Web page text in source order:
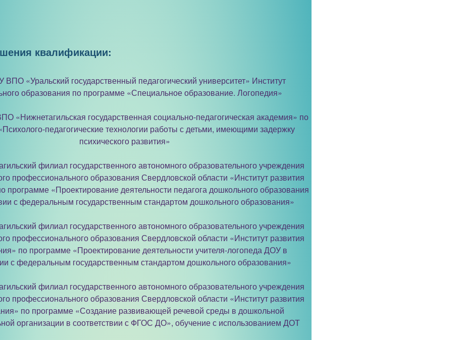
квалификации:
ВПО «Уральский государственный педагогический университет» Институт
образования по программе «Специальное образование. Логопедия»
«Нижнетагильская государственная социально-педагогическая академия» по
педагогические технологии работы с детьми, имеющими задержку
психического развития»
филиал государственного автономного образовательного учреждения
профессионального образования Свердловской области «Институт развития
программе «Проектирование деятельности педагога дошкольного образования
с федеральным государственным стандартом дошкольного образования»
филиал государственного автономного образовательного учреждения
профессионального образования Свердловской области «Институт развития
по программе «Проектирование деятельности учителя-логопеда ДОУ в
с федеральным государственным стандартом дошкольного образования»
филиал государственного автономного образовательного учреждения
профессионального образования Свердловской области «Институт развития
по программе «Создание развивающей речевой среды в дошкольной
организации в соответствии с ФГОС ДО», обучение с использованием ДОТ